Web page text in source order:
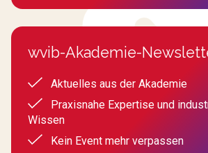
wvib-Akademie-
Aktuelles aus der Akademie
Praxisnahe Expertise und
Wissen
Kein Event mehr verpassen